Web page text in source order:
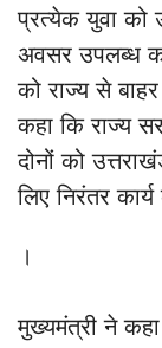
प्रत्येक युवा को
अवसर उपलब्ध
को राज्य से
कहा कि राज्य
दोनों को
लिए निरंतर
।
मुख्यमंत्री ने कहा